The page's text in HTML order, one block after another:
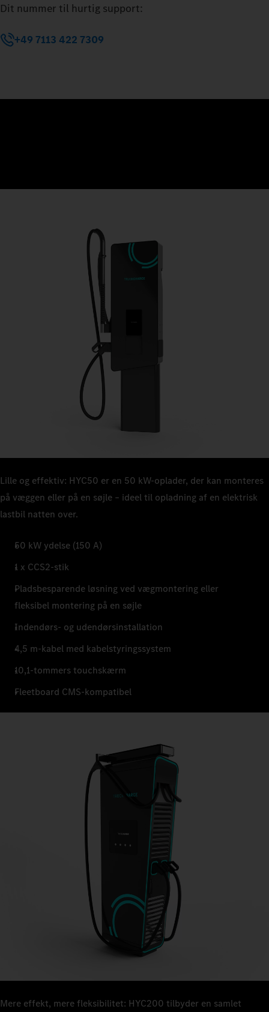
Dit nummer til hurtig support:
+49 7113 422 7309
Lille og effektiv: HYC50 er en 50 kW-oplader, der kan monteres
på væggen eller på en søjle – ideel til opladning af en elektrisk
lastbil natten over.
50 kW ydelse (150 A)
1 x CCS2-stik
Pladsbesparende løsning ved vægmontering eller
fleksibel montering på en søjle
Indendørs- og udendørsinstallation
4,5 m-kabel med kabelstyringssystem
10,1-tommers touchskærm
Fleetboard CMS-kompatibel
Mere effekt, mere fleksibilitet: HYC200 tilbyder en samlet